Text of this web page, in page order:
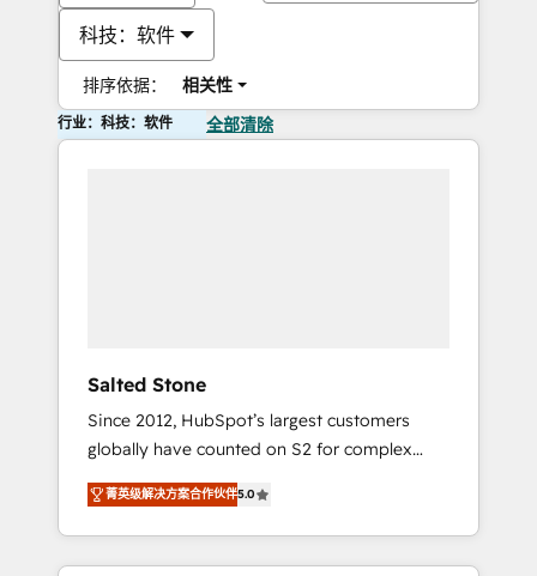
科技：软件
排序依据： 相关性
行业：科技：软件 全部清除
Salted Stone
Since 2012, HubSpot’s largest customers
globally have counted on S2 for complex
migrations, change management, systems
integration, and creative solutions that
deliver measurable impact and transform
brand experiences As one of the few full-
菁英级解决方案合作伙伴5.0